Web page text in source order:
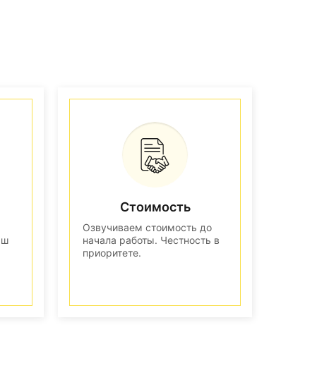
Стоимость
Озвучиваем стоимость до
начала работы. Честность в
приоритете.